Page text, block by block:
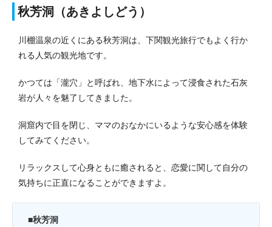
秋芳洞（あきよしどう）
川棚温泉の近くにある秋芳洞は、下関観光旅行でもよく行か
れる人気の観光地です。
かつては「瀧穴」と呼ばれ、地下水によって浸食された石灰
岩が人々を魅了してきました。
洞窟内で目を閉じ、ママのおなかにいるような安心感を体験
してみてください。
リラックスして心身ともに癒されると、恋愛に関して自分の
気持ちに正直になることができますよ。
■秋芳洞